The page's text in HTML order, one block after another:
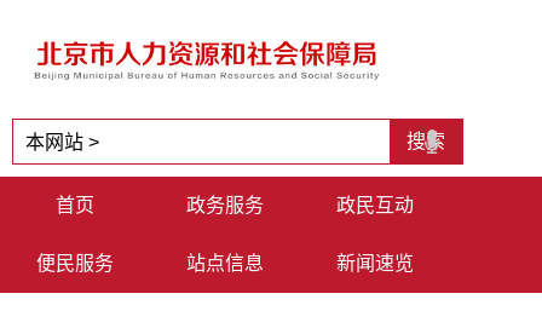
首页 政务服务 政民互动
便民服务 站点信息 新闻速览